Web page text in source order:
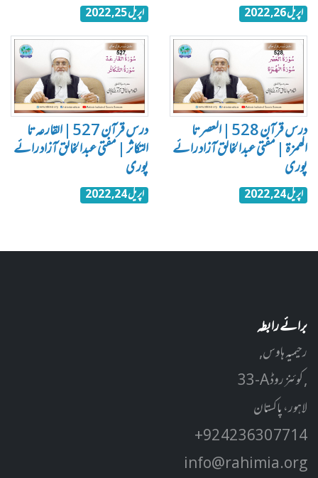
اپریل 26, 2022 اپریل 25, 2022
درس قرآن 528 | العصر تا
الھمزة | مفتی عبدالخالق آزاد رائے
پوری
اپریل 24, 2022
درس قرآن 527 | القارعہ تا
التکاثر | مفتی عبدالخالق آزاد رائے
پوری
اپریل 24, 2022
برائے رابطہ
رحیمیہ ہاوس,
33-A کوئنز روڈ ,
لاہور، پاکستان
+92 42 3630 7714
info@rahimia.org